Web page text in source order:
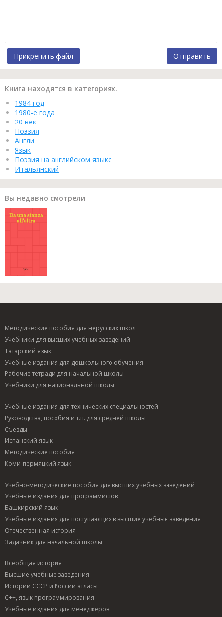
Прикрепить файл Отправить
Книга находятся в категориях.
1984 год
1980-е года
20 век
Поэзия
Англи
Язык
Поэзия на английском языке
Итальянский
Вы недавно смотрели
Методические пособия для нерусских школ
Учебники для высших учебных заведений
Татарский язык
Учебные издания для дошкольного обучения
Рабочие тетради для начальной школы
Учебники для национальной школы
Учебные издания для технических специальностей
Руководства, пособия и т.п. для средней школы
Съезды
Испанский язык
Методические пособия
Коми-пермяцкий язык
Учебно-методические пособия для высших учебных заведений
Учебные издания для программистов
Башкирский язык
Учебные издания для поступающих в высшие учебные заведения
Отечественная история
Задачник для начальной школы
Всеобщая история
Высшие учебные заведения
Истории СССР и России атласы
C++, язык программирования
Учебные издания для менеджеров